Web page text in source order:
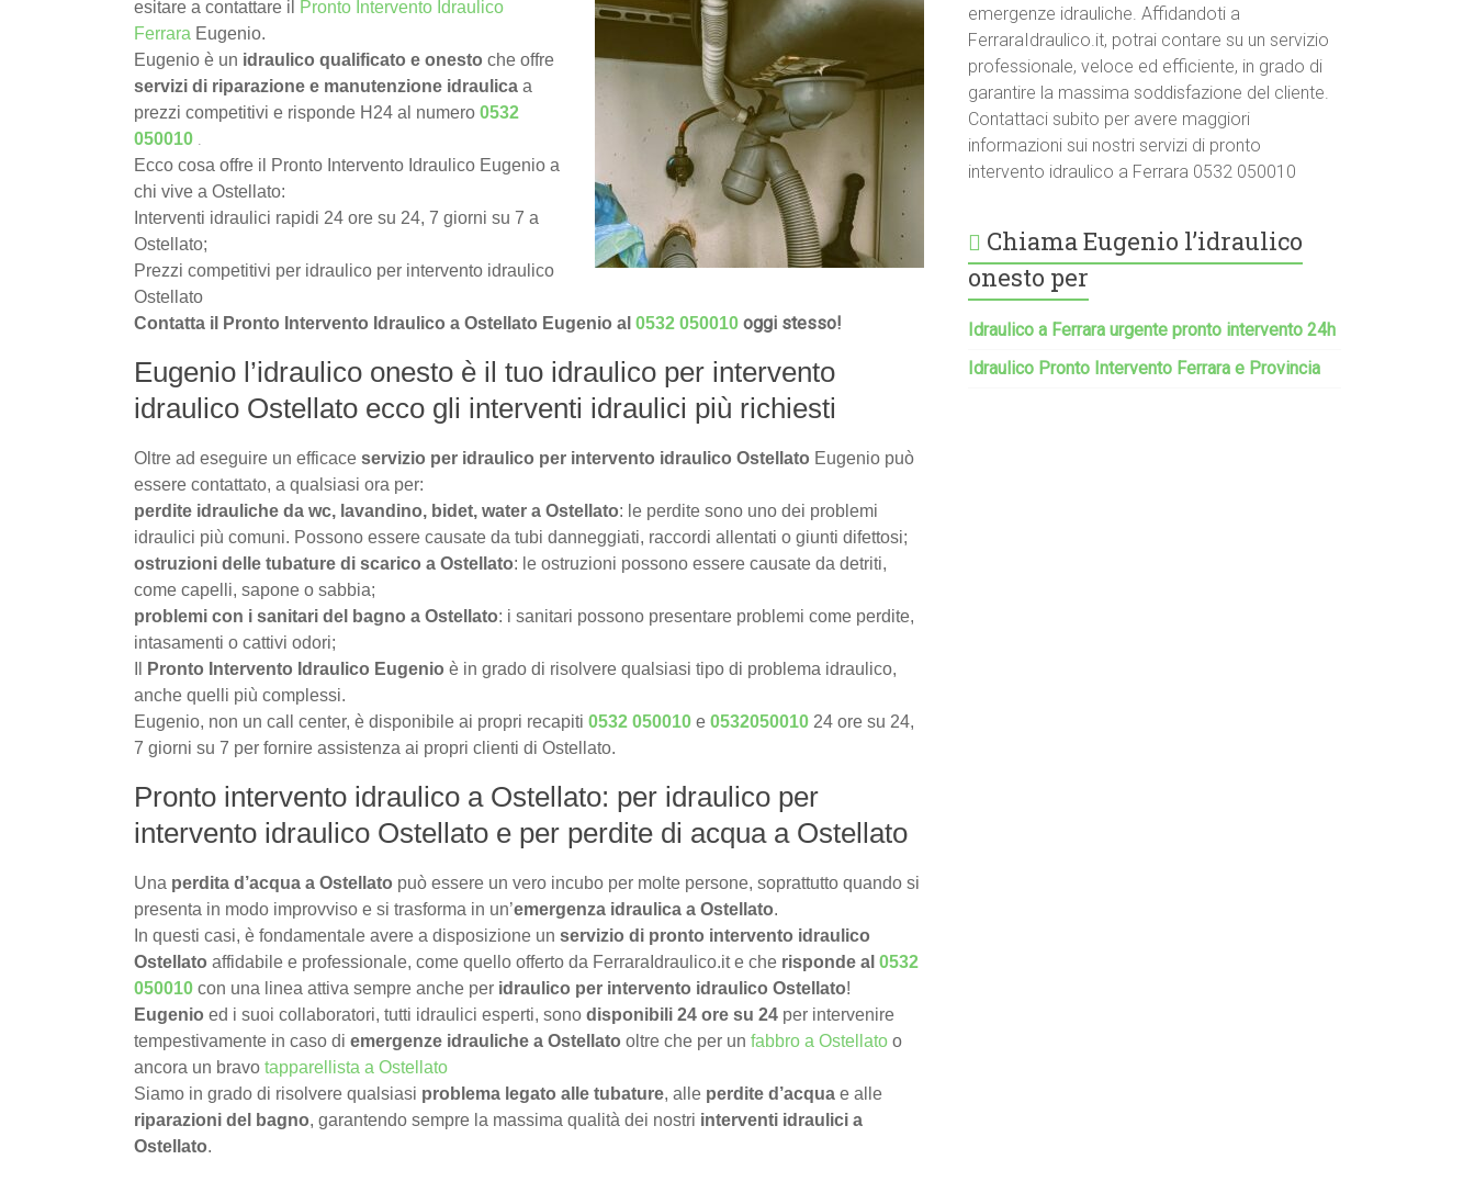
esitare a contattare il
Pronto Intervento Idraulico
Ferrara Eugenio.
Eugenio è un idraulico qualificato e onesto che offre
servizi di riparazione e manutenzione idraulica a
prezzi competitivi e risponde H24 al numero 0532
050010 .
Ecco cosa offre il Pronto Intervento Idraulico Eugenio a
chi vive a Ostellato:
Interventi idraulici rapidi 24 ore su 24, 7 giorni su 7 a
Ostellato;
Prezzi competitivi per idraulico per intervento idraulico
Ostellato
Contatta il Pronto Intervento Idraulico a Ostellato Eugenio al 0532 050010 oggi stesso!
Eugenio l’idraulico onesto è il tuo idraulico per intervento
idraulico Ostellato ecco gli interventi idraulici più richiesti
Oltre ad eseguire un efficace servizio per idraulico per intervento idraulico Ostellato Eugenio può
essere contattato, a qualsiasi ora per:
perdite idrauliche da wc, lavandino, bidet, water a Ostellato: le perdite sono uno dei problemi
idraulici più comuni. Possono essere causate da tubi danneggiati, raccordi allentati o giunti difettosi;
ostruzioni delle tubature di scarico a Ostellato: le ostruzioni possono essere causate da detriti,
come capelli, sapone o sabbia;
problemi con i sanitari del bagno a Ostellato: i sanitari possono presentare problemi come perdite,
intasamenti o cattivi odori;
Pronto Intervento Idraulico Eugenio è in grado di risolvere qualsiasi tipo di problema idraulico,
anche quelli più complessi.
Eugenio, non un call center, è disponibile ai propri recapiti 0532 050010 e 0532050010 24 ore su 24,
7 giorni su 7 per fornire assistenza ai propri clienti di Ostellato.
Pronto intervento idraulico a Ostellato: per idraulico per
intervento idraulico Ostellato e per perdite di acqua a Ostellato
Una perdita d’acqua a Ostellato può essere un vero incubo per molte persone, soprattutto quando si
presenta in modo improvviso e si trasforma in un’emergenza idraulica a Ostellato.
In questi casi, è fondamentale avere a disposizione un servizio di pronto intervento idraulico
Ostellato affidabile e professionale, come quello offerto da FerraraIdraulico.it e che risponde al 0532
050010 con una linea attiva sempre anche per idraulico per intervento idraulico Ostellato!
Eugenio ed i suoi collaboratori, tutti idraulici esperti, sono disponibili 24 ore su 24 per intervenire
tempestivamente in caso di emergenze idrauliche a Ostellato oltre che per un fabbro a Ostellato o
ancora un bravo tapparellista a Ostellato
Siamo in grado di risolvere qualsiasi problema legato alle tubature, alle perdite d’acqua e alle
riparazioni del bagno, garantendo sempre la massima qualità dei nostri interventi idraulici a
Ostellato.
emergenze idrauliche. Affidandoti a
FerraraIdraulico.it, potrai contare su un servizio
professionale, veloce ed efficiente, in grado di
garantire la massima soddisfazione del cliente.
Contattaci subito per avere maggiori
informazioni sui nostri servizi di pronto
intervento idraulico a Ferrara 0532 050010
Chiama Eugenio l’idraulico
onesto per
Idraulico a Ferrara urgente pronto intervento 24h
Idraulico Pronto Intervento Ferrara e Provincia